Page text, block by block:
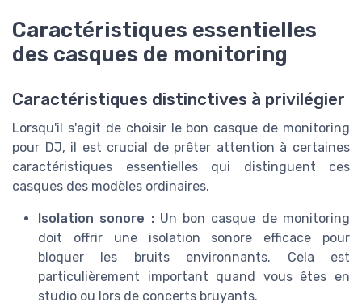
Caractéristiques essentielles
des casques de monitoring
Caractéristiques distinctives à privilégier
Lorsqu'il s'agit de choisir le bon casque de monitoring
pour DJ, il est crucial de prêter attention à certaines
caractéristiques essentielles qui distinguent ces
casques des modèles ordinaires.
Isolation sonore :Un bon casque de monitoring
doit offrir une isolation sonore efficace pour
bloquer les bruits environnants. Cela est
particulièrement important quand vous êtes en
studio ou lors de concerts bruyants.